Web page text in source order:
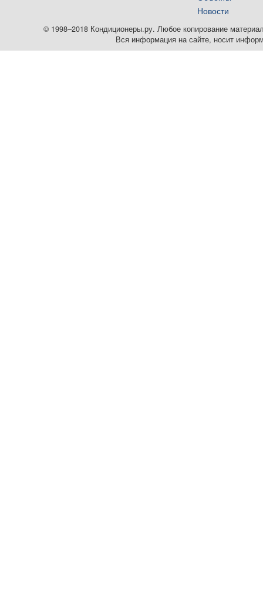
Новости
© 1998–2018 Кондиционеры.ру. Любое копирование
Вся информация на сайте, носит